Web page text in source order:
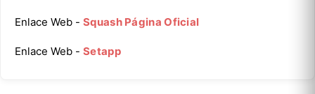
Enlace Web - Squash Página Oficial
Enlace Web - Setapp